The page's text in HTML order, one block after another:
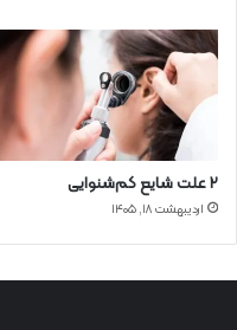
۲ علت شایع‌ کم‌شنوایی
اردیبهشت ۱۸, ۱۴۰۵